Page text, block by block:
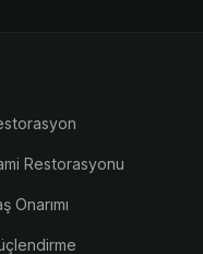
Restorasyonu
Onarımı